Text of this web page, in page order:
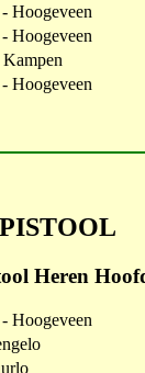
Hoogeveen
Hoogeveen
Hoogeveen
PISTOOL
Heren
Hoogeveen